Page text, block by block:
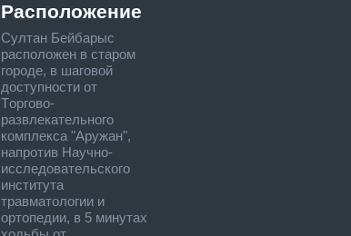
Расположение
Султан Бейбарыс
расположен в старом
городе, в шаговой
доступности от
Торгово-
развлекательного
комплекса "Аружан",
напротив Научно-
исследовательского
института
травматологии и
ортопедии, в 5 минутах